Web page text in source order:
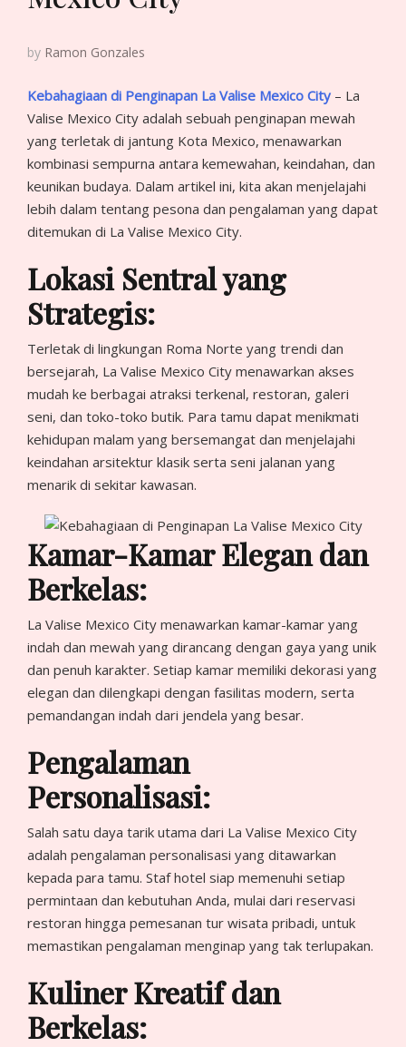
by Ramon Gonzales
Kebahagiaan di Penginapan La Valise Mexico City – La
Valise Mexico City adalah sebuah penginapan mewah
yang terletak di jantung Kota Mexico, menawarkan
kombinasi sempurna antara kemewahan, keindahan, dan
keunikan budaya. Dalam artikel ini, kita akan menjelajahi
lebih dalam tentang pesona dan pengalaman yang dapat
ditemukan di La Valise Mexico City.
Lokasi Sentral yang
Strategis:
Terletak di lingkungan Roma Norte yang trendi dan
bersejarah, La Valise Mexico City menawarkan akses
mudah ke berbagai atraksi terkenal, restoran, galeri
seni, dan toko-toko butik. Para tamu dapat menikmati
kehidupan malam yang bersemangat dan menjelajahi
keindahan arsitektur klasik serta seni jalanan yang
menarik di sekitar kawasan.
Kamar-Kamar Elegan dan
Berkelas:
La Valise Mexico City menawarkan kamar-kamar yang
indah dan mewah yang dirancang dengan gaya yang unik
dan penuh karakter. Setiap kamar memiliki dekorasi yang
elegan dan dilengkapi dengan fasilitas modern, serta
pemandangan indah dari jendela yang besar.
Pengalaman
Personalisasi:
Salah satu daya tarik utama dari La Valise Mexico City
adalah pengalaman personalisasi yang ditawarkan
kepada para tamu. Staf hotel siap memenuhi setiap
permintaan dan kebutuhan Anda, mulai dari reservasi
restoran hingga pemesanan tur wisata pribadi, untuk
memastikan pengalaman menginap yang tak terlupakan.
Kuliner Kreatif dan
Berkelas: